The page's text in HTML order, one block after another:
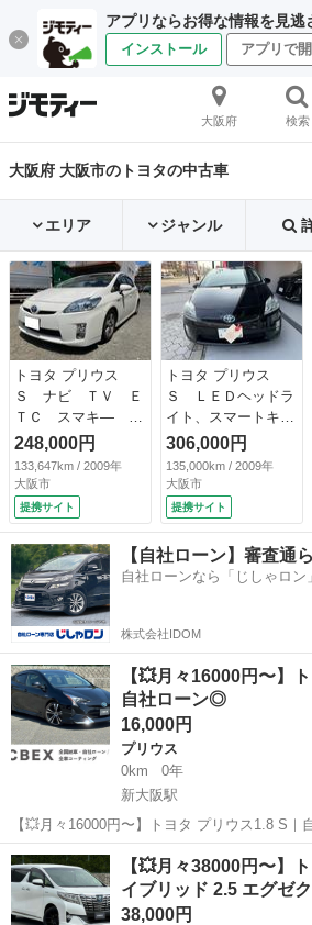
アプリならお得な情報を見逃
インストール アプリで開
大阪府 検索
大阪府 大阪市のトヨタの中古車
エリア ジャンル
トヨタ プリウス
Ｓ ナビ ＴＶ Ｅ
ＴＣ スマキ― プ
ッシュスタート
（なし）
248,000円
133,647km / 2009年
大阪市
提携サイト
トヨタ プリウス
Ｓ ＬＥＤヘッドラ
イト、スマートキ
ー、バックカメラ、
ＥＴＣ搭載。 （検
8.10）
306,000円
135,000km / 2009年
大阪市
提携サイト
【自社ローン】審査通
自社ローンなら「じしゃロン
株式会社IDOM
【💥月々16000円〜】
自社ローン◎
16,000円
プリウス
0km
0年
新大阪駅
【💥月々16000円〜】トヨタ プリウス1.8 S｜自社ロ
ーン」「信用回復ローン」多数ローンのお取り
店へのお問い合わせ・審査・ご案内は、下記
付...
大阪 大阪市 新大阪駅 プリウス
【💥月々38000円〜】
イブリッド 2.5 エグゼ
38,000円